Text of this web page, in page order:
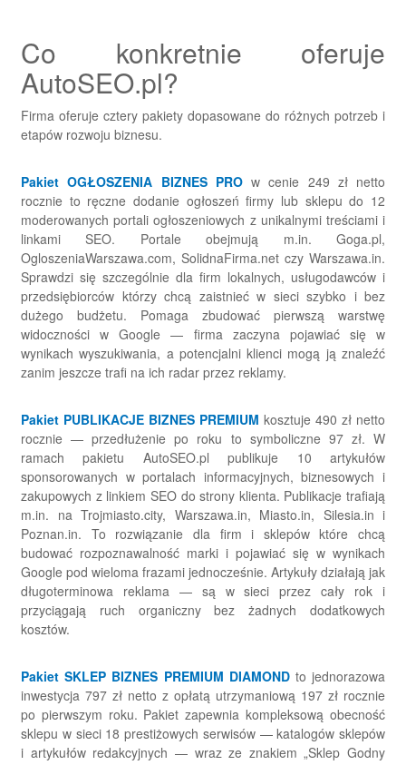
Co konkretnie oferuje
AutoSEO.pl?
Firma oferuje cztery pakiety dopasowane do różnych potrzeb i
etapów rozwoju biznesu.
Pakiet OGŁOSZENIA BIZNES PROw cenie 249 zł netto
rocznie to ręczne dodanie ogłoszeń firmy lub sklepu do 12
moderowanych portali ogłoszeniowych z unikalnymi treściami i
linkami SEO. Portale obejmują m.in. Goga.pl,
OgloszeniaWarszawa.com, SolidnaFirma.net czy Warszawa.in.
Sprawdzi się szczególnie dla firm lokalnych, usługodawców i
przedsiębiorców którzy chcą zaistnieć w sieci szybko i bez
dużego budżetu. Pomaga zbudować pierwszą warstwę
widoczności w Google — firma zaczyna pojawiać się w
wynikach wyszukiwania, a potencjalni klienci mogą ją znaleźć
zanim jeszcze trafi na ich radar przez reklamy.
Pakiet PUBLIKACJE BIZNES PREMIUM kosztuje 490 zł netto
rocznie — przedłużenie po roku to symboliczne 97 zł. W
ramach pakietu AutoSEO.pl publikuje 10 artykułów
sponsorowanych w portalach informacyjnych, biznesowych i
zakupowych z linkiem SEO do strony klienta. Publikacje trafiają
m.in. na Trojmiasto.city, Warszawa.in, Miasto.in, Silesia.in i
Poznan.in. To rozwiązanie dla firm i sklepów które chcą
budować rozpoznawalność marki i pojawiać się w wynikach
Google pod wieloma frazami jednocześnie. Artykuły działają jak
długoterminowa reklama — są w sieci przez cały rok i
przyciągają ruch organiczny bez żadnych dodatkowych
kosztów.
Pakiet SKLEP BIZNES PREMIUM DIAMONDto jednorazowa
inwestycja 797 zł netto z opłatą utrzymaniową 197 zł rocznie
po pierwszym roku. Pakiet zapewnia kompleksową obecność
sklepu w sieci 18 prestiżowych serwisów — katalogów sklepów
i artykułów redakcyjnych — wraz ze znakiem „Sklep Godny